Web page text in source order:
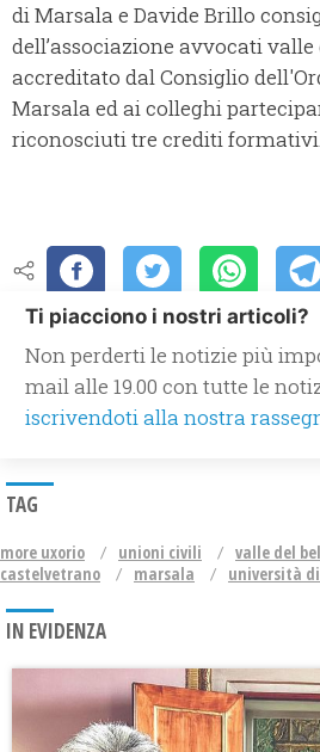
di Marsala e Davide Brillo
dell’associazione avvocati
accreditato dal Consiglio
Marsala ed ai colleghi
riconosciuti tre crediti formativi.
Ti piacciono i nostri articoli?
Non perderti le notizie più
mail alle 19.00 con tutte le
iscrivendoti alla nostra
TAG
more uxorio unioni civili valle del
castelvetrano
marsala università
IN EVIDENZA